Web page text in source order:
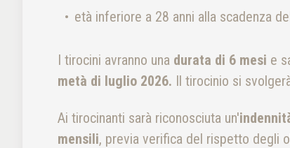
età inferiore a 28 anni alla scadenza
I tirocini avranno una durata di 6 mesi e
metà di luglio 2026. Il tirocinio si
Ai tirocinanti sarà riconosciuta un'
mensili, previa verifica del rispetto degli